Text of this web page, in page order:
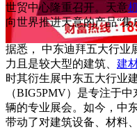
世贸中心隆重召开。天意
向世界推进天意的产品“集
据悉， 中东迪拜五大行业
力且是较大型的建筑、 建
时其衍生展中东五大行业
（BIG5PMV）是专注于
辆的专业展会。如今，中
带动了对建筑设备、材料